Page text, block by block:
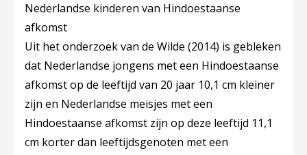
Nederlandse kinderen van Hindoestaanse
afkomst
Uit het onderzoek van de Wilde (2014) is gebleken
dat Nederlandse jongens met een Hindoestaanse
afkomst op de leeftijd van 20 jaar 10,1 cm kleiner
zijn en Nederlandse meisjes met een
Hindoestaanse afkomst zijn op deze leeftijd 11,1
cm korter dan leeftijdsgenoten met een